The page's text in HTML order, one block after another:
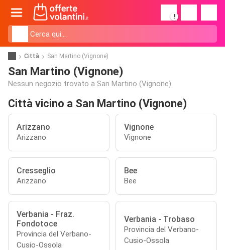
!
Città San Martino (Vignone)
San Martino (Vignone)
Nessun negozio trovato a San Martino (Vignone).
Città vicino a San Martino (Vignone)
Arizzano
Arizzano
Vignone
Vignone
Cresseglio
Arizzano
Bee
Bee
Verbania - Fraz.
Fondotoce
Provincia del Verbano-
Cusio-Ossola
Verbania - Trobaso
Provincia del Verbano-
Cusio-Ossola